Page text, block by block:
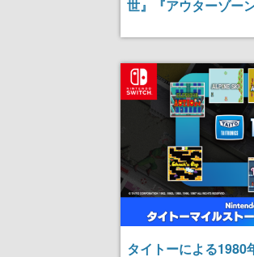
世』『アウターゾー
ーム機へ初移植、
タイトーによる1980